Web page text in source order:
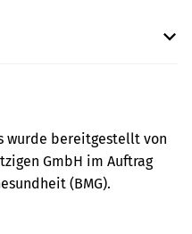
wurde bereitgestellt von
GmbH im Auftrag
(BMG).